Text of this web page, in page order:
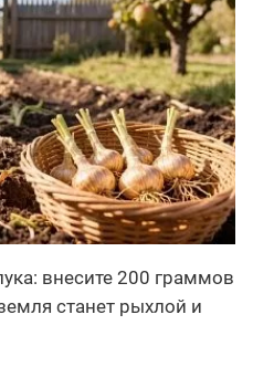
внесите 200 граммов
станет рыхлой и